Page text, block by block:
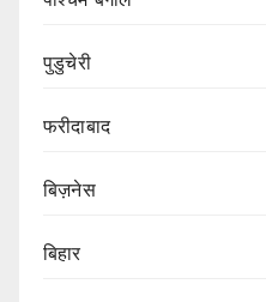
पुडुचेरी
फरीदाबाद
बिज़नेस
बिहार